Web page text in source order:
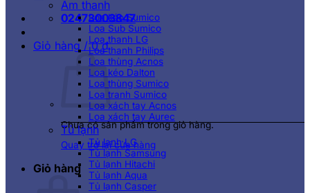
02473003847
Giỏ hàng /0₫
Chưa có sản phẩm trong giỏ hàng.
Quay trở lại cửa hàng
Giỏ hàng
Âm thanh
Loa kéo Sumico
Loa Sub Sumico
Loa thanh LG
Loa thanh Philips
Loa thùng Acnos
Loa kéo Dalton
Loa thùng Sumico
Loa tranh Sumico
Loa xách tay Acnos
Loa xách tay Aurec
Tủ lạnh
Tủ lạnh LG
Tủ lạnh Samsung
Tủ lạnh Hitachi
Tủ lạnh Aqua
Tủ lạnh Casper